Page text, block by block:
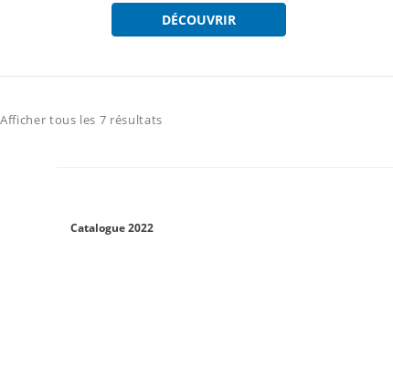
DÉCOUVRIR
Afficher tous les 7 résultats
Catalogue 2022